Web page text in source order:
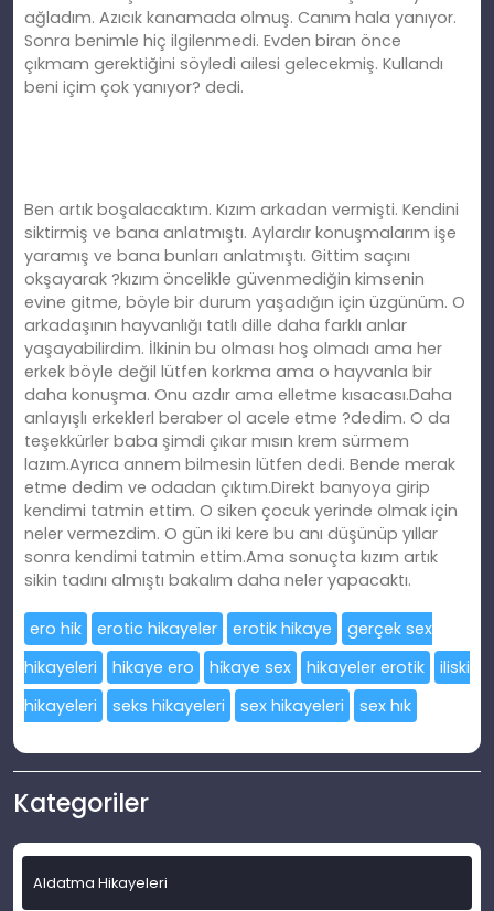
ağladım. Azıcık kanamada olmuş. Canım hala yanıyor.
Sonra benimle hiç ilgilenmedi. Evden biran önce
çıkmam gerektiğini söyledi ailesi gelecekmiş. Kullandı
beni içim çok yanıyor? dedi.
Ben artık boşalacaktım. Kızım arkadan vermişti. Kendini
siktirmiş ve bana anlatmıştı. Aylardır konuşmalarım işe
yaramış ve bana bunları anlatmıştı. Gittim saçını
okşayarak ?kızım öncelikle güvenmediğin kimsenin
evine gitme, böyle bir durum yaşadığın için üzgünüm. O
arkadaşının hayvanlığı tatlı dille daha farklı anlar
yaşayabilirdim. İlkinin bu olması hoş olmadı ama her
erkek böyle değil lütfen korkma ama o hayvanla bir
daha konuşma. Onu azdır ama elletme kısacası.Daha
anlayışlı erkeklerl beraber ol acele etme ?dedim. O da
teşekkürler baba şimdi çıkar mısın krem sürmem
lazım.Ayrıca annem bilmesin lütfen dedi. Bende merak
etme dedim ve odadan çıktım.Direkt banyoya girip
kendimi tatmin ettim. O siken çocuk yerinde olmak için
neler vermezdim. O gün iki kere bu anı düşünüp yıllar
sonra kendimi tatmin ettim.Ama sonuçta kızım artık
sikin tadını almıştı bakalım daha neler yapacaktı.
ero hik erotic hikayeler erotik hikaye
gerçek sex
hikayeleri
hikaye ero hi̇kaye sex hikayeler erotik
iliski
hikayeleri
seks hikayeleri sex hikayeleri sex hık
Kategoriler
Aldatma Hikayeleri